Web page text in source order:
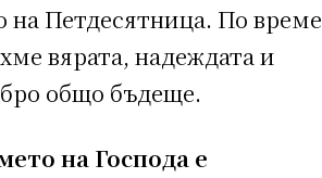
на Петдесятница. По време
вярата, надеждата и
общо бъдеще.
на Господа е